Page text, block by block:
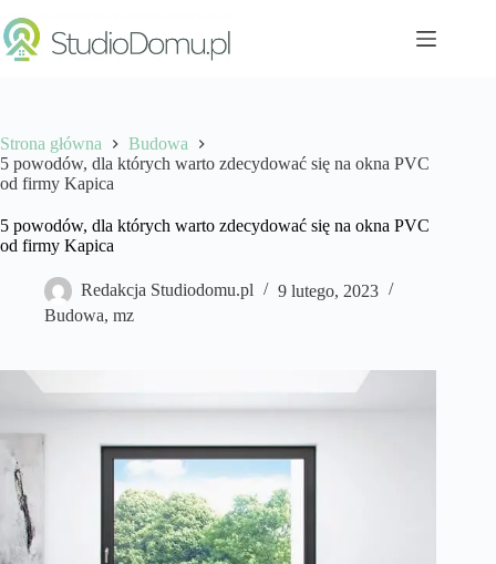
do
treści
Strona główna
Budowa
5 powodów, dla których warto zdecydować się na okna PVC
od firmy Kapica
5 powodów, dla których warto zdecydować się na okna PVC
od firmy Kapica
Redakcja Studiodomu.pl
9 lutego, 2023
Budowa, mz